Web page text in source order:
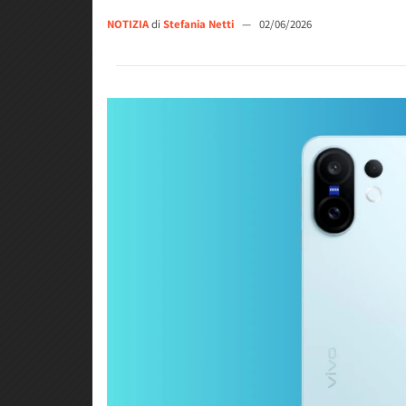
NOTIZIAdi Stefania Netti — 02/06/2026